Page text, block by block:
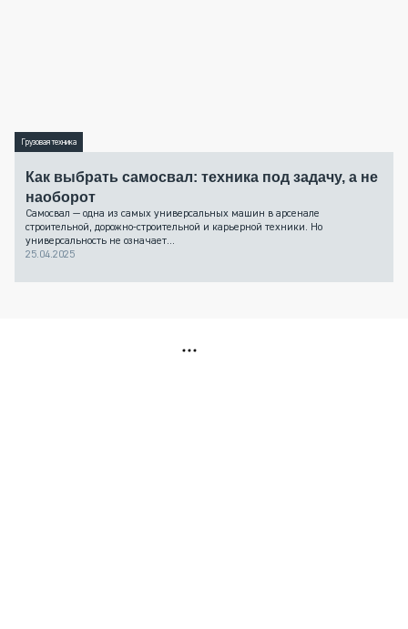
Грузовая техника
Как выбрать самосвал: техника под задачу, а не
наоборот
Самосвал — одна из самых универсальных машин в арсенале
строительной, дорожно-строительной и карьерной техники. Но
универсальность не означает...
25.04.2025